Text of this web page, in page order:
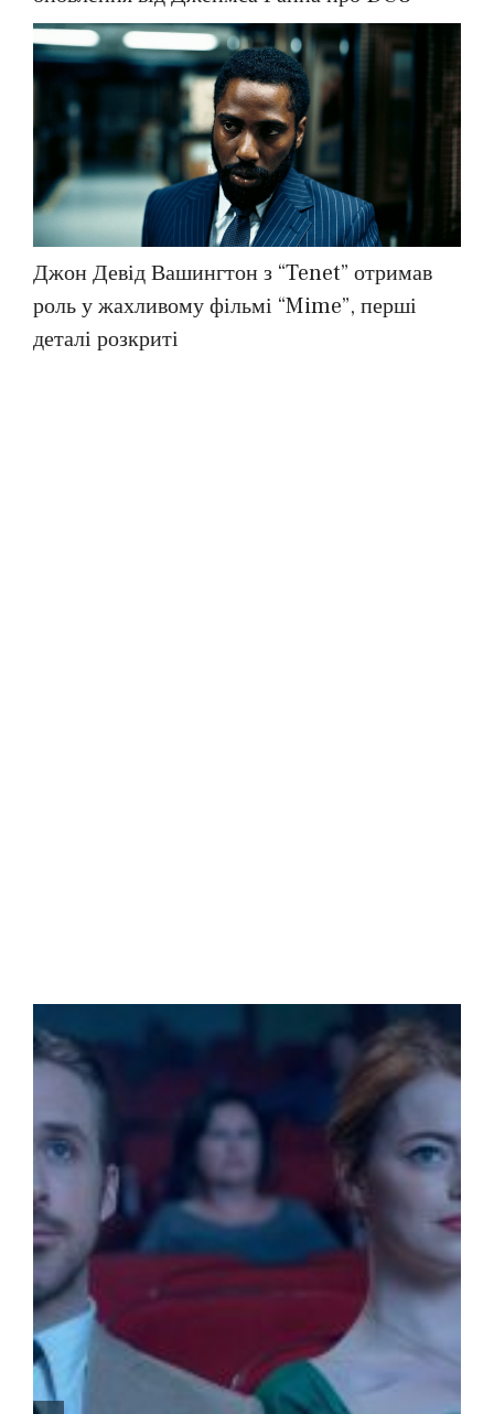
Джон Девід Вашингтон з “Tenet” отримав
роль у жахливому фільмі “Mime”, перші
деталі розкриті